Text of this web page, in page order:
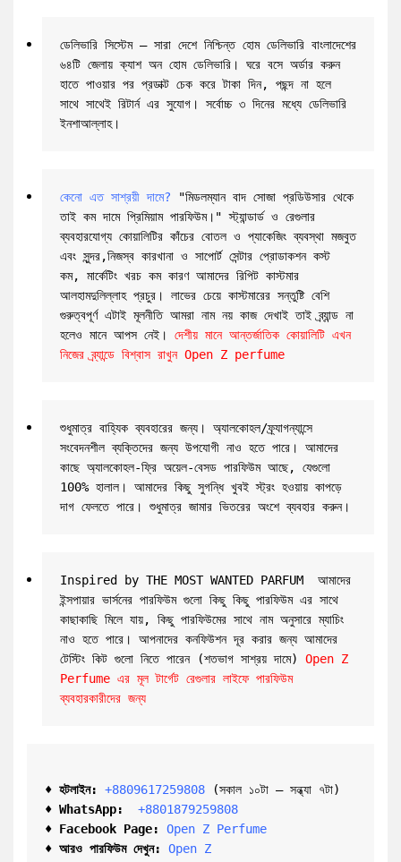
ডেলিভারি সিস্টেম – সারা দেশে নিশ্চিন্ত হোম ডেলিভারি বাংলাদেশের
৬৪টি জেলায় ক্যাশ অন হোম ডেলিভারি। ঘরে বসে অর্ডার করুন
হাতে পাওয়ার পর প্রডাক্ট চেক করে টাকা দিন, পছন্দ না হলে
সাথে সাথেই রিটার্ন এর সুযোগ। সর্বোচ্চ ৩ দিনের মধ্যে ডেলিভারি
ইনশাআল্লাহ।
কেনো এত সাশ্রয়ী দামে? "মিডলম্যান বাদ সোজা প্রডিউসার থেকে
তাই কম দামে প্রিমিয়াম পারফিউম।" স্ট্যান্ডার্ড ও রেগুলার
ব্যবহারযোগ্য কোয়ালিটির কাঁচের বোতল ও প্যাকেজিং ব্যবস্থা মজবুত
এবং সুন্দর,নিজস্ব কারখানা ও সাপোর্ট সেন্টার প্রোডাকশন কস্ট
কম, মার্কেটিং খরচ কম কারণ আমাদের রিপিট কাস্টমার
আলহামদুলিল্লাহ প্রচুর। লাভের চেয়ে কাস্টমারের সন্তুষ্টি বেশি
গুরুত্বপূর্ণ এটাই মূলনীতি আমরা নাম নয় কাজ দেখাই তাই ব্র্যান্ড না
হলেও মানে আপস নেই। দেশীয় মানে আন্তর্জাতিক কোয়ালিটি এখন
নিজের ব্র্যান্ডে বিশ্বাস রাখুন Open Z perfume
শুধুমাত্র বাহ্যিক ব্যবহারের জন্য। অ্যালকোহল/ফ্র্যাগন্যান্সে
সংবেদনশীল ব্যক্তিদের জন্য উপযোগী নাও হতে পারে। আমাদের
কাছে অ্যালকোহল-ফ্রি অয়েল-বেসড পারফিউম আছে, যেগুলো
100% হালাল। আমাদের কিছু সুগন্ধি খুবই স্ট্রং হওয়ায় কাপড়ে
দাগ ফেলতে পারে। শুধুমাত্র জামার ভিতরের অংশে ব্যবহার করুন।
Inspired by THE MOST WANTED PARFUM  আমাদের
ইন্সপায়ার ভার্সনের পারফিউম গুলো কিছু কিছু পারফিউম এর সাথে
কাছাকাছি মিলে যায়, কিছু পারফিউমের সাথে নাম অনুসারে ম্যাচিং
নাও হতে পারে। আপনাদের কনফিউশন দূর করার জন্য আমাদের
টেস্টিং কিট গুলো নিতে পারেন (শতভাগ সাশ্রয় দামে) Open Z
Perfume এর মূল টার্গেট রেগুলার লাইফে পারফিউম
ব্যবহারকারীদের জন্য
♦ হটলাইন: +8809617259808
(সকাল ১০টা – সন্ধ্যা ৭টা)
♦ WhatsApp:
+8801879259808
♦ Facebook Page:
Open Z Perfume
♦ আরও পারফিউম দেখুন:
Open Z